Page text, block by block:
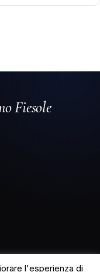
Fiesole
l'esperienza di